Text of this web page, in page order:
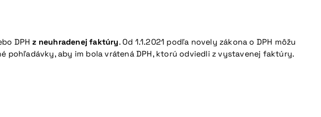
DPHz neuhradenej faktúry. Od 1.1.2021 podľa novely zákona o DPH môžu
pohľadávky, aby im bola vrátená DPH, ktorú odviedli z vystavenej faktúry.